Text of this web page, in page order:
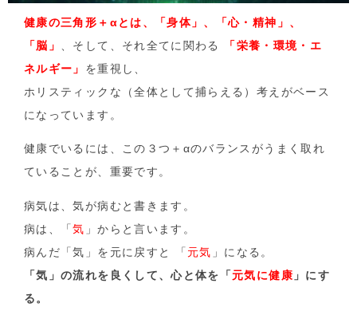
健康の三角形＋αとは、「身体」、「心・精神」、
「脳」
、そして、それ全てに関わる
「栄養・環境・エ
ネルギー」 を重視し、
ホリスティックな（全体として捕らえる）考えがベース
になっています。
健康でいるには、この３つ＋αのバランスがうまく取れ
ていることが、重要です。
病気は、気が病むと書きます。
病は、「気 」からと言います。
病んだ「気」を元に戻すと 「 元気 」になる。
「気」の流れを良くして、心と体を「 元気に健康 」にす
る。